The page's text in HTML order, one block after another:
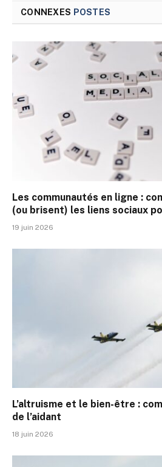
CONNEXES POSTES
Les communautés en ligne :
(ou brisent) les liens sociaux
19 juin 2026
L’altruisme et le bien-être :
de l’aidant
18 juin 2026